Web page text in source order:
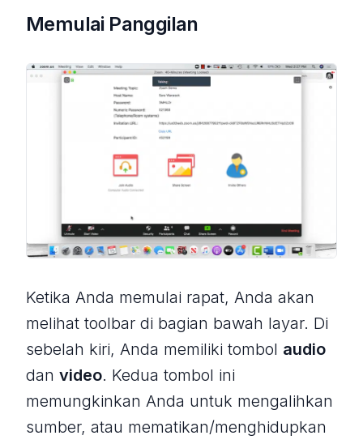
Memulai Panggilan
Ketika Anda memulai rapat, Anda akan
melihat toolbar di bagian bawah layar. Di
sebelah kiri, Anda memiliki tombol audio
dan video. Kedua tombol ini
memungkinkan Anda untuk mengalihkan
sumber, atau mematikan/menghidupkan